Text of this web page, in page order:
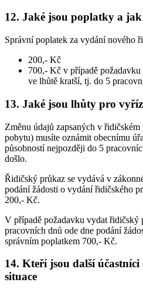
12. Jaké jsou poplatky a
Správní poplatek za vydání nového
200,- Kč
700,- Kč v případě
ve lhůtě kratší, tj. do 5
13. Jaké jsou lhůty pro
Změnu údajů zapsaných v
pobytu) musíte oznámit obecnímu
působností nejpozději do 5
došlo.
Řidičský průkaz se vydává v
podání žádosti o vydání řidičského
200,- Kč.
V případě požadavku vydat řidičský
pracovních dnů ode dne podání
správním poplatkem 700,- Kč.
14. Kteří jsou další
situace